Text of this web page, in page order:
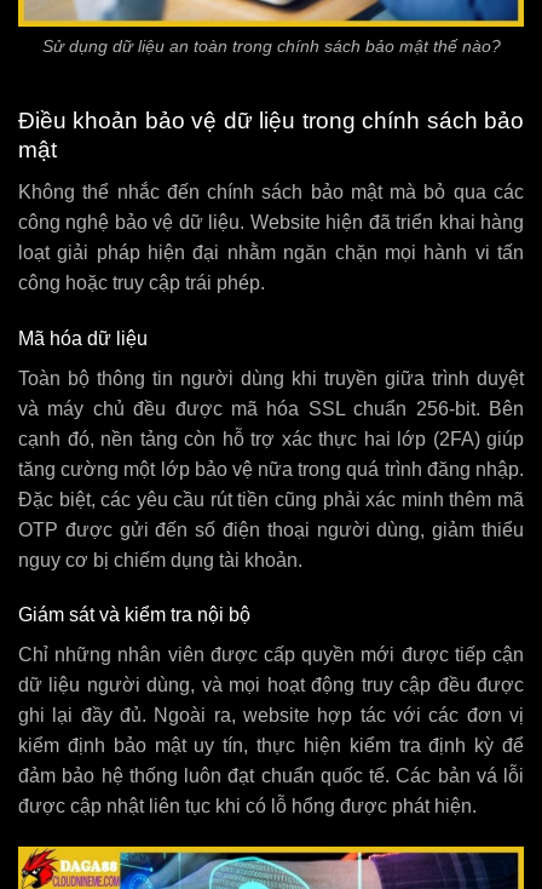
Sử dụng dữ liệu an toàn trong chính sách bảo mật thế nào?
Điều khoản bảo vệ dữ liệu trong chính sách bảo
mật
Không thể nhắc đến chính sách bảo mật mà bỏ qua các
công nghệ bảo vệ dữ liệu. Website hiện đã triển khai hàng
loạt giải pháp hiện đại nhằm ngăn chặn mọi hành vi tấn
công hoặc truy cập trái phép.
Mã hóa dữ liệu
Toàn bộ thông tin người dùng khi truyền giữa trình duyệt
và máy chủ đều được mã hóa SSL chuẩn 256-bit. Bên
cạnh đó, nền tảng còn hỗ trợ xác thực hai lớp (2FA) giúp
tăng cường một lớp bảo vệ nữa trong quá trình đăng nhập.
Đặc biệt, các yêu cầu rút tiền cũng phải xác minh thêm mã
OTP được gửi đến số điện thoại người dùng, giảm thiểu
nguy cơ bị chiếm dụng tài khoản.
Giám sát và kiểm tra nội bộ
Chỉ những nhân viên được cấp quyền mới được tiếp cận
dữ liệu người dùng, và mọi hoạt động truy cập đều được
ghi lại đầy đủ. Ngoài ra, website hợp tác với các đơn vị
kiểm định bảo mật uy tín, thực hiện kiểm tra định kỳ để
đảm bảo hệ thống luôn đạt chuẩn quốc tế. Các bản vá lỗi
được cập nhật liên tục khi có lỗ hổng được phát hiện.